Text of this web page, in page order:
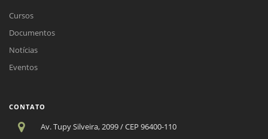
Cursos
Documentos
Notícias
Eventos
CONTATO
Av. Tupy Silveira, 2099 / CEP 96400-110